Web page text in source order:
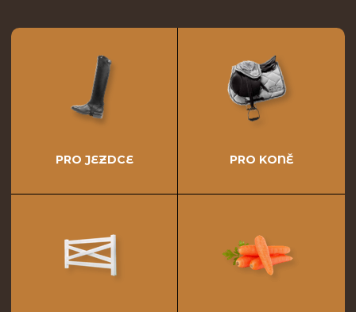
PRO JEZDCE PRO KONĚ